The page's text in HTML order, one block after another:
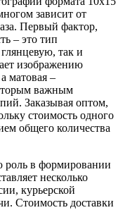
зависит от
Первый фактор,
– это тип
так и
изображению
матовая –
важным
Заказывая оптом,
стоимость одного
общего количества
роль в формировании
несколько
курьерской
Стоимость доставки